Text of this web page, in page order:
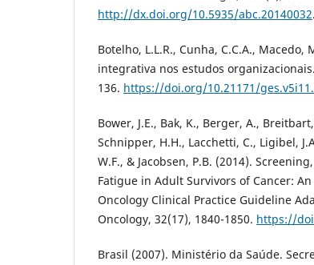
http://dx.doi.org/10.5935/abc.20140032.
Botelho, L.L.R., Cunha, C.C.A.,
integrativa nos estudos
136. https://doi.org/10.21171/
Bower, J.E., Bak, K., Berger, A.,
Schnipper, H.H., Lacchetti, C., Ligibel,
W.F., & Jacobsen, P.B. (2014).
Fatigue in Adult Survivors of Cancer:
Oncology Clinical Practice Guideline
Oncology, 32(17), 1840-1850. https://
Brasil (2007). Ministério da Saúde.